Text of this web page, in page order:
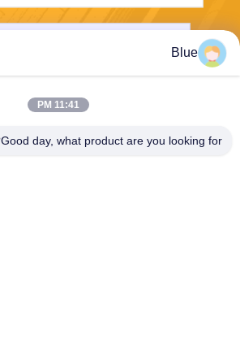
Blue
11:41 PM
Good day, what product are you looking for?